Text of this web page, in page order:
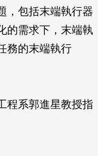
，包括末端執行器
的需求下，末端執
務的末端執行
程系郭進星教授指